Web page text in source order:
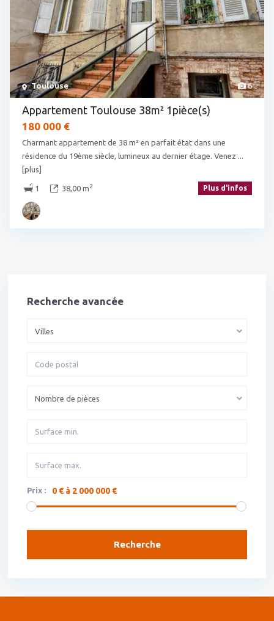
6
Toulouse
Appartement Toulouse 38m² 1pièce(s)
180 000 €
Charmant appartement de 38 m² en parfait état dans une
résidence du 19ème siècle, lumineux au dernier étage. Venez
[plus]
1 38,00 m2 Plus d'infos
Recherche avancée
Villes
Nombre de pièces
Prix : 0 € à 2 000 000 €
Recherche